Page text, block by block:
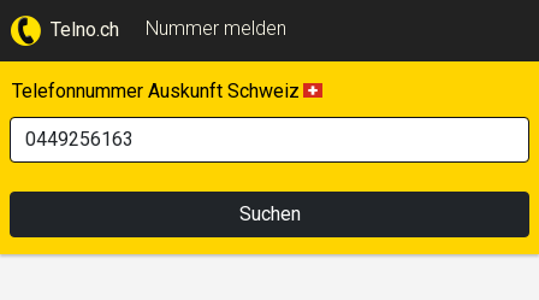
Telno.ch Nummer melden
Telefonnummer Auskunft Schweiz
Suchen